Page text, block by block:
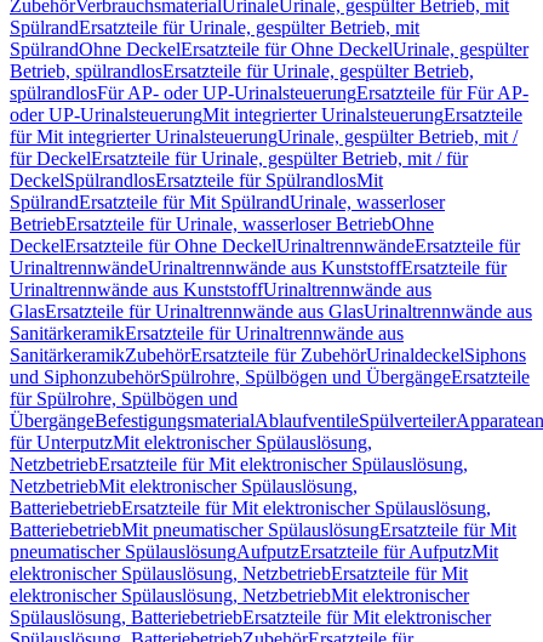
ZubehörVerbrauchsmaterialUrinaleUrinale, gespülter Betrieb, mit
SpülrandErsatzteile für Urinale, gespülter Betrieb, mit
SpülrandOhne DeckelErsatzteile für Ohne DeckelUrinale, gespülter
Betrieb, spülrandlosErsatzteile für Urinale, gespülter Betrieb,
spülrandlosFür AP- oder UP-UrinalsteuerungErsatzteile für Für AP-
oder UP-UrinalsteuerungMit integrierter UrinalsteuerungErsatzteile
für Mit integrierter UrinalsteuerungUrinale, gespülter Betrieb, mit /
für DeckelErsatzteile für Urinale, gespülter Betrieb, mit / für
DeckelSpülrandlosErsatzteile für SpülrandlosMit
SpülrandErsatzteile für Mit SpülrandUrinale, wasserloser
BetriebErsatzteile für Urinale, wasserloser BetriebOhne
DeckelErsatzteile für Ohne DeckelUrinaltrennwändeErsatzteile für
UrinaltrennwändeUrinaltrennwände aus KunststoffErsatzteile für
Urinaltrennwände aus KunststoffUrinaltrennwände aus
GlasErsatzteile für Urinaltrennwände aus GlasUrinaltrennwände aus
SanitärkeramikErsatzteile für Urinaltrennwände aus
SanitärkeramikZubehörErsatzteile für ZubehörUrinaldeckelSiphons
und SiphonzubehörSpülrohre, Spülbögen und ÜbergängeErsatzteile
für Spülrohre, Spülbögen und
ÜbergängeBefestigungsmaterialAblaufventileSpülverteiler
für UnterputzMit elektronischer Spülauslösung,
NetzbetriebErsatzteile für Mit elektronischer Spülauslösung,
NetzbetriebMit elektronischer Spülauslösung,
BatteriebetriebErsatzteile für Mit elektronischer Spülauslösung,
BatteriebetriebMit pneumatischer SpülauslösungErsatzteile für Mit
pneumatischer SpülauslösungAufputzErsatzteile für AufputzMit
elektronischer Spülauslösung, NetzbetriebErsatzteile für Mit
elektronischer Spülauslösung, NetzbetriebMit elektronischer
Spülauslösung, BatteriebetriebErsatzteile für Mit elektronischer